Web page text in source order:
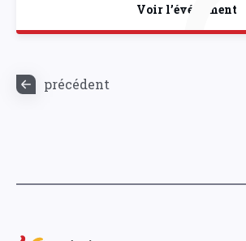
Voir l’événement
précédent